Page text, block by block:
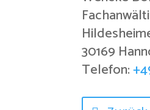
30169
Telefon: